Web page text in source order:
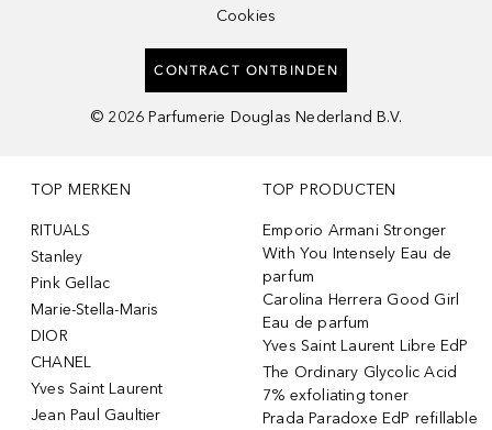
Cookies
CONTRACT ONTBINDEN
© 2026 Parfumerie Douglas Nederland B.V.
TOP MERKEN
RITUALS
Stanley
Pink Gellac
Marie-Stella-Maris
DIOR
CHANEL
Yves Saint Laurent
Jean Paul Gaultier
TOP PRODUCTEN
Emporio Armani Stronger
With You Intensely Eau de
parfum
Carolina Herrera Good Girl
Eau de parfum
Yves Saint Laurent Libre EdP
The Ordinary Glycolic Acid
7% exfoliating toner
Prada Paradoxe EdP refillable